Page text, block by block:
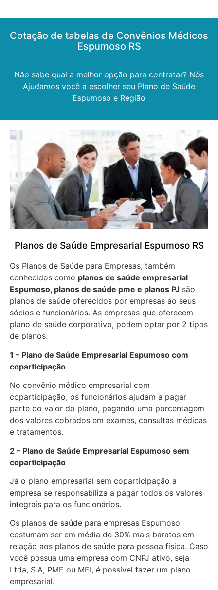
Cotação de tabelas de Convênios Médicos
Espumoso RS
Não sabe qual a melhor opção para contratar? Nós
Ajudamos você a escolher seu Plano de Saúde
Espumoso e Região
Planos de Saúde Empresarial Espumoso RS
Os Planos de Saúde para Empresas, também
conhecidos como planos de saúde empresarial
Espumoso, planos de saúde pme e planos PJ são
planos de saúde oferecidos por empresas ao seus
sócios e funcionários. As empresas que oferecem
plano de saúde corporativo, podem optar por 2 tipos
de planos.
1 – Plano de Saúde Empresarial Espumoso com
coparticipação
No convênio médico empresarial com
coparticipação, os funcionários ajudam a pagar
parte do valor do plano, pagando uma porcentagem
dos valores cobrados em exames, consultas médicas
e tratamentos.
2 – Plano de Saúde Empresarial Espumoso sem
coparticipação
Já o plano empresarial sem coparticipação a
empresa se responsabiliza a pagar todos os valores
integrais para os funcionários.
Os planos de saúde para empresas Espumoso
costumam ser em média de 30% mais baratos em
relação aos planos de saúde para pessoa física. Caso
você possua uma empresa com CNPJ ativo, seja
Ltda, S.A, PME ou MEI, é possível fazer um plano
empresarial.